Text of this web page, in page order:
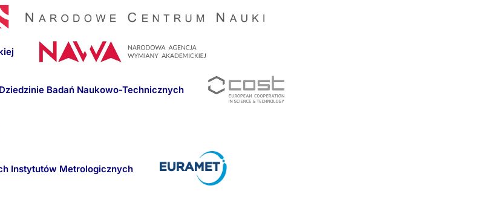
Badań Naukowo-Technicznych
Instytutów Metrologicznych